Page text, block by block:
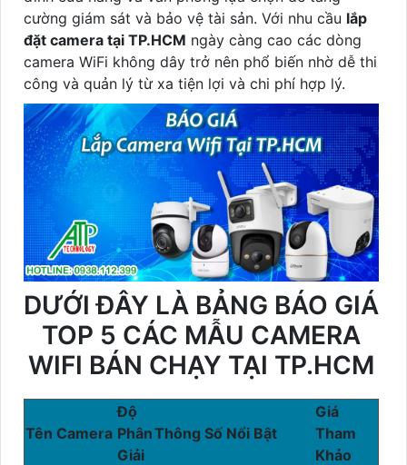
cường giám sát và bảo vệ tài sản. Với nhu cầu lắp
đặt camera tại TP.HCM ngày càng cao các dòng
camera WiFi không dây trở nên phổ biến nhờ dễ thi
công và quản lý từ xa tiện lợi và chi phí hợp lý.
DƯỚI ĐÂY LÀ BẢNG BÁO GIÁ
TOP 5 CÁC MẪU CAMERA
WIFI BÁN CHẠY TẠI TP.HCM
Tên Camera
Độ
Phân
Giải
Thông Số Nổi Bật
Giá
Tham
Khảo